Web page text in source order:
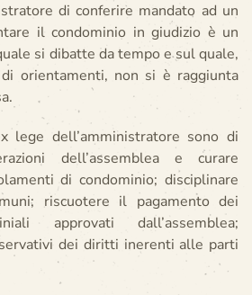
di conferire mandato ad un
il condominio in giudizio è un
si dibatte da tempo e sul quale,
orientamenti, non si è raggiunta
lege dell’amministratore sono di
dell’assemblea e curare
di condominio; disciplinare
riscuotere il pagamento dei
approvati dall’assemblea;
dei diritti inerenti alle parti